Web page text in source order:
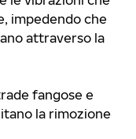
impedendo che
attraverso la
fangose e
la rimozione